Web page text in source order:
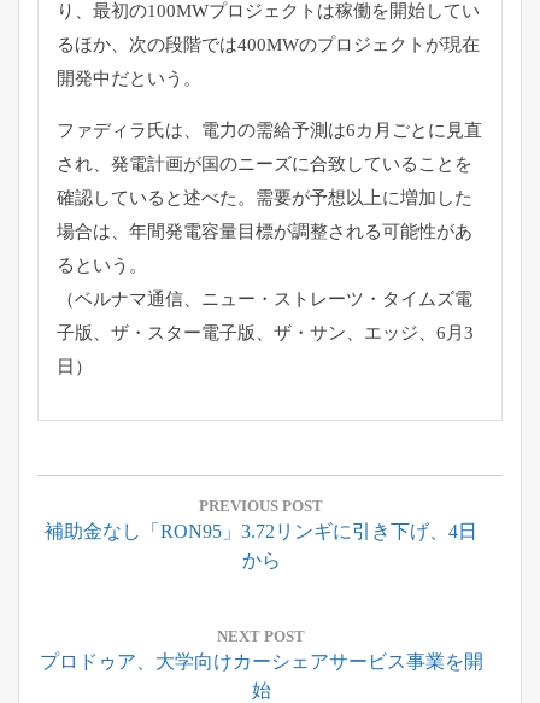
り、 最初の100MWプロジェクトは稼働を開始してい
るほか、 次の段階では400MWのプロジェクトが現在
開発中だという。
ファディラ氏は、電力の需給予測は6カ月ごとに見直
され、 発電計画が国のニーズに合致していることを
確認していると述べた。需要が予想以上に増加した
場合は、 年間発電容量目標が調整される可能性があ
るという。
（ベルナマ通信、ニュー・ストレーツ・タイムズ電
子版、ザ・ スター電子版、ザ・サン、エッジ、6月3
日）
投
ナ
シ
PREVIOUS POST
Previous
補助金なし「RON95」3.72リンギに引き下げ、4日
から
NEXT POST
Next
プロドゥア、大学向けカーシェアサービス事業を開
始